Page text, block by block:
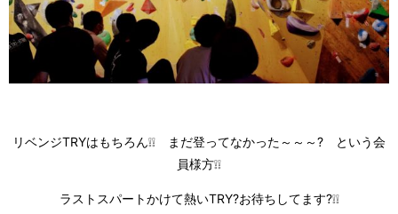
リベンジTRYはもちろん❕❕ まだ登ってなかった～～～? という会
員様方❕❕
ラストスパートかけて熱いTRY?お待ちしてます?❕❕